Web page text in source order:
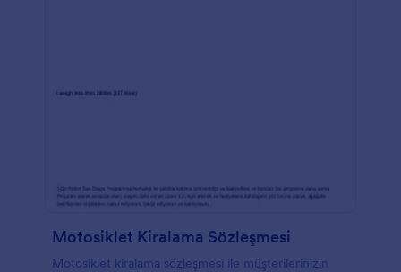
Motosiklet Kiralama Sözleşmesi
Motosiklet kiralama sözleşmesi ile müşterilerinizin